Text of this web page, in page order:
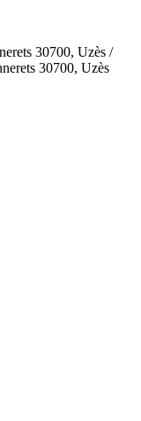
30700, Uzès /
30700, Uzès